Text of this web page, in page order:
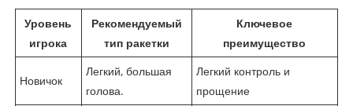
Уровень
игрока
Рекомендуемый
тип ракетки
Ключевое
преимущество
Новичок
Легкий, большая
голова.
Легкий контроль и
прощение